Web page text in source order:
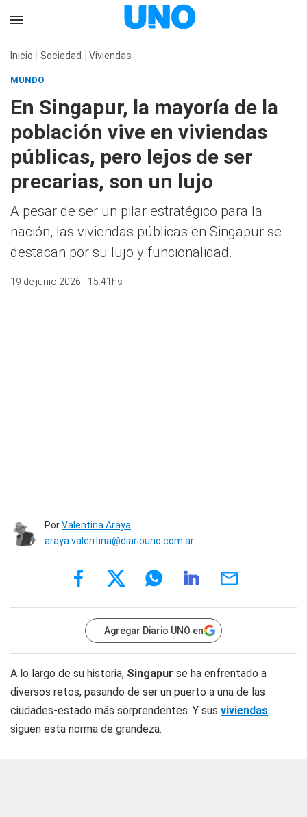
Inicio Sociedad Viviendas
MUNDO
En Singapur, la mayoría de la
población vive en viviendas
públicas, pero lejos de ser
precarias, son un lujo
A pesar de ser un pilar estratégico para la
nación, las viviendas públicas en Singapur se
destacan por su lujo y funcionalidad.
19 de junio 2026 - 15:41hs
PorValentina Araya
araya.valentina@diariouno.com.ar
Agregar Diario UNO en
A lo largo de su historia, Singapur se ha enfrentado a
diversos retos, pasando de ser un puerto a una de las
ciudades-estado más sorprendentes. Y sus viviendas
siguen esta norma de grandeza.